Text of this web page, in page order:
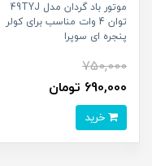
موتور باد گردان مدل 49TYJ
توان 4 وات مناسب برای کولر
پنجره ای سوپرا
750,000
690,000 تومان